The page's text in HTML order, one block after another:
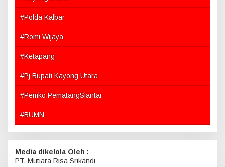
#Polda Kalbar
#Romi Wijaya
#Ketapang
#Pj Bupati Kayong Utara
#Pemko PematangSiantar
#BUMN
Media dikelola Oleh :
PT. Mutiara Risa Srikandi